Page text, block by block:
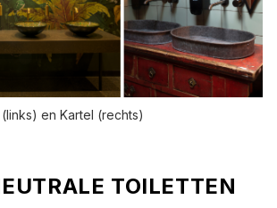
en Kartel (rechts)
TOILETTEN